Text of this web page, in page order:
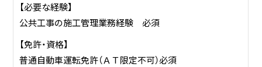
【必要な経験】
公共工事の施工管理業務経験 必須
【免許・資格】
普通自動車運転免許（ＡＴ限定不可）必須